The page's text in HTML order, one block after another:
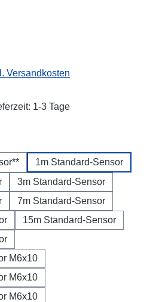
Versandkosten
1-3 Tage
1m Standard-Sensor
3m Standard-Sensor
7m Standard-Sensor
15m Standard-Sensor
M6x10
M6x10
M6x10